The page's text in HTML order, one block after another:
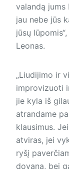
valandą jums
jau nebe jūs
jūsų
Leonas.
„Liudijimo ir
improvizuoti
jie kyla iš
atrandame
klausimus.
atviras, jei
ryšį
dovana, bei